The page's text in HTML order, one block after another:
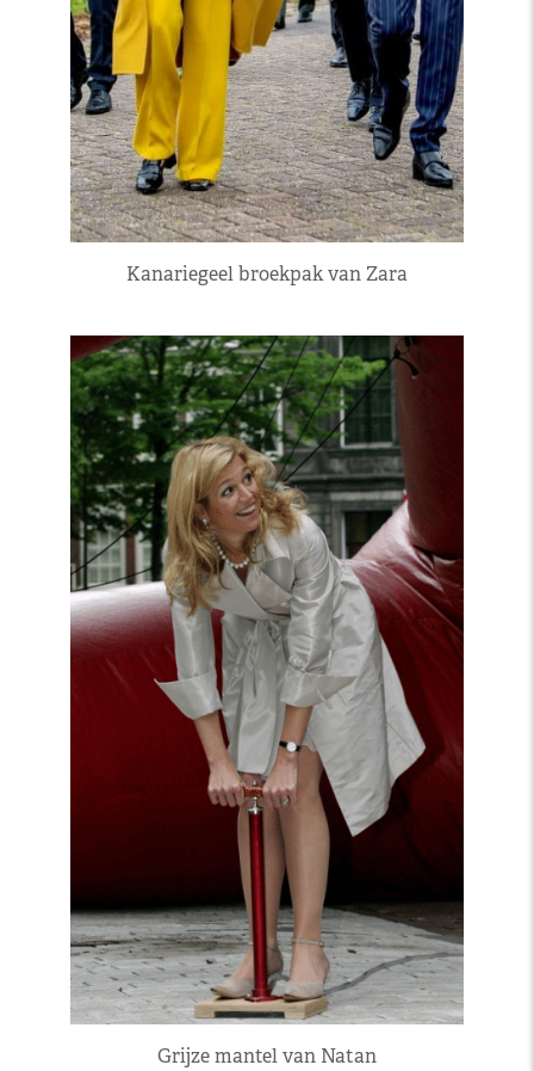
Kanariegeel broekpak van Zara
Grijze mantel van Natan